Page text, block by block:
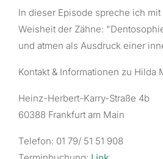
In dieser Episode spreche ich
Weisheit der Zähne:
und atmen als Ausdruck einer
Kontakt & Informationen zu Hilda
Heinz-Herbert-Karry-Straße 4b
60388 Frankfurt am Main
Telefon: 01 79/ 51 51 908